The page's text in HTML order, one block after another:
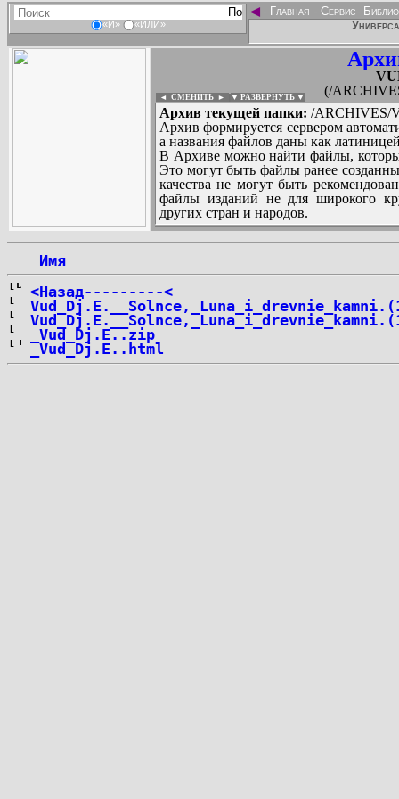
«И» «ИЛИ»
◄- Главная - Сервис-
(/
◄ СМЕНИТЬ ► ▼ РАЗВЕРНУТЬ ▼
Архив текущей папки: /ARCHIVES/
Архив формируется сервером
а названия файлов даны как
В Архиве можно найти файлы,
Это могут быть файлы ранее
качества не могут быть
файлы изданий не для широкого
других стран и народов.
Имя
<Назад---------<
_Vud_Dj.E..zip
_Vud_Dj.E..html